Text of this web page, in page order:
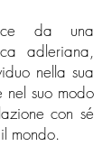
da una
adleriana,
nella sua
nel suo modo
con sé
mondo.